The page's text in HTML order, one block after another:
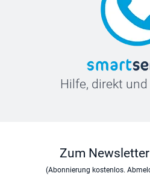
Hilfe, direkt
Zum
(Abonnierung kostenlos.